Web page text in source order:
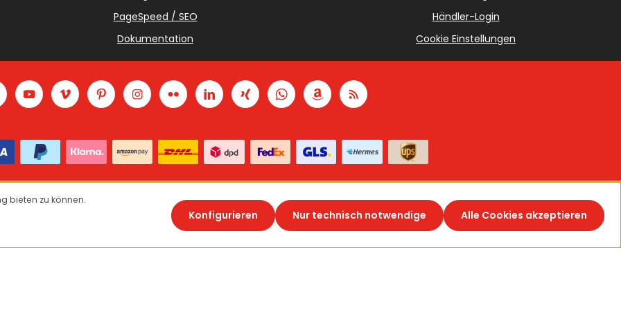
PageSpeed / SEO
Dokumentation
Händler-Login
Cookie Einstellungen
Vertrag widerrufen
© 2026 Theme Demo - with byZenit Design
bieten zu können.
Nur technisch notwendige
Konfigurieren Alle Cookies akzeptieren